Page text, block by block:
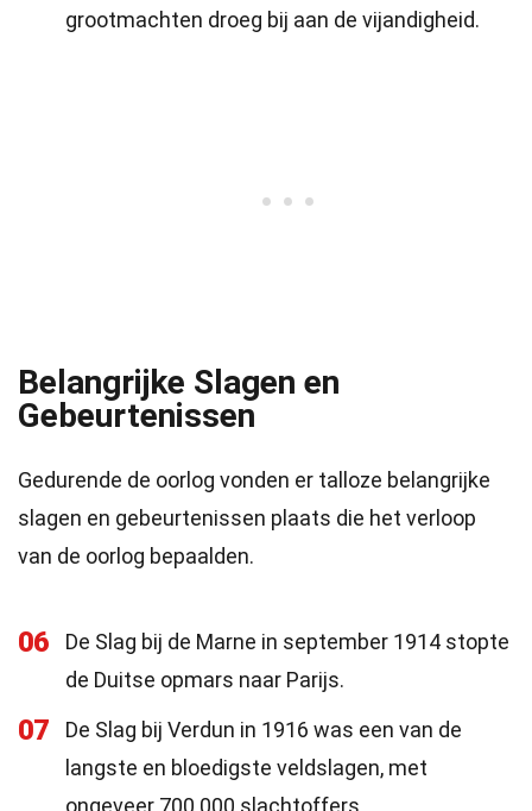
grootmachten droeg bij aan de vijandigheid.
Belangrijke Slagen en
Gebeurtenissen
Gedurende de oorlog vonden er talloze belangrijke
slagen en gebeurtenissen plaats die het verloop
van de oorlog bepaalden.
06
De Slag bij de Marne in september 1914 stopte
de Duitse opmars naar Parijs.
07
De Slag bij Verdun in 1916 was een van de
langste en bloedigste veldslagen, met
ongeveer 700.000 slachtoffers.